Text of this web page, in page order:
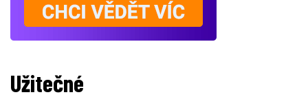
Užitečné